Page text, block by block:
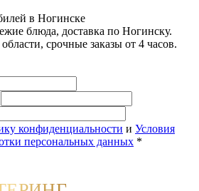
в Ногинске
блюда, доставка по Ногинску.
срочные заказы от 4 часов.
конфиденциальности и Условия
персональных данных *